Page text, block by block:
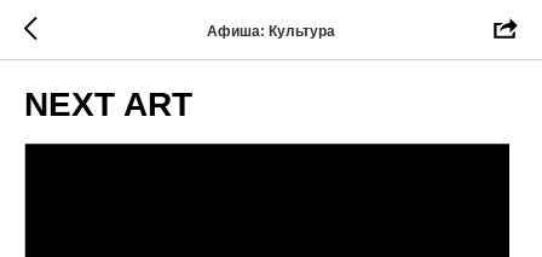
Афиша: Культура
NEXT ART